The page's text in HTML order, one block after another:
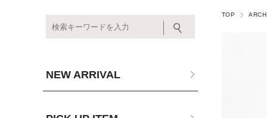
TOP
NEW ARRIVAL